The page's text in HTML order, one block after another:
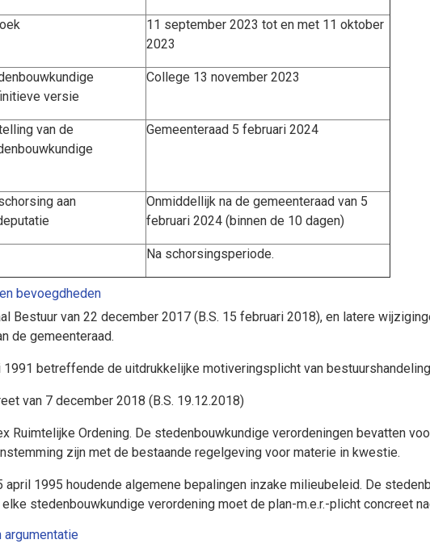
11 september 2023 tot en met 11 oktober
2023
versie
College 13 november 2023
van de
Gemeenteraad 5 februari 2024
aan
Onmiddellijk na de gemeenteraad van 5
februari 2024 (binnen de 10 dagen)
Na schorsingsperiode.
bevoegdheden
Bestuur van 22 december 2017 (B.S. 15 februari 2018), en latere
de gemeenteraad.
1991 betreffende de uitdrukkelijke motiveringsplicht van
van 7 december 2018 (B.S. 19.12.2018)
Ruimtelijke Ordening. De stedenbouwkundige verordeningen bevatten
zijn met de bestaande regelgeving voor materie in kwestie.
april 1995 houdende algemene bepalingen inzake milieubeleid. De
elke stedenbouwkundige verordening moet de plan-m.e.r.-plicht concreet
argumentatie